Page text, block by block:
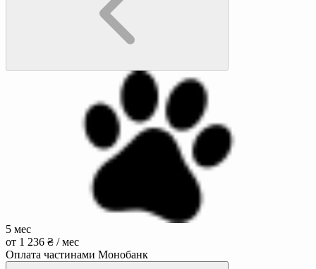
5 мес
от 1 236 ₴ / мес
Оплата частинами Монобанк